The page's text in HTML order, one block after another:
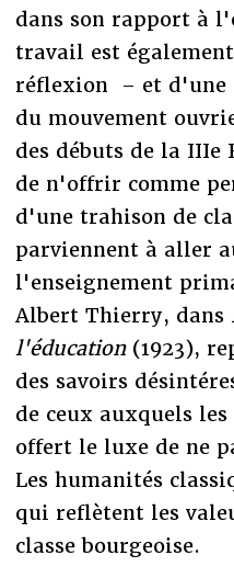
dans son rapport à
travail est
réflexion – et
du mouvement
des débuts de la IIIe
de n'offrir comme
d'une trahison de
parviennent à aller
l'enseignement
Albert Thierry, dans
l'éducation (1923),
des savoirs
de ceux auxquels
offert le luxe de ne
Les humanités
qui reflètent les
classe bourgeoise.